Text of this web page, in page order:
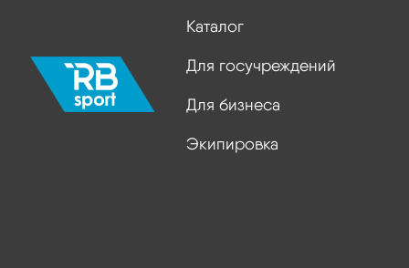
Каталог
Для госучреждений
Для бизнеса
Экипировка